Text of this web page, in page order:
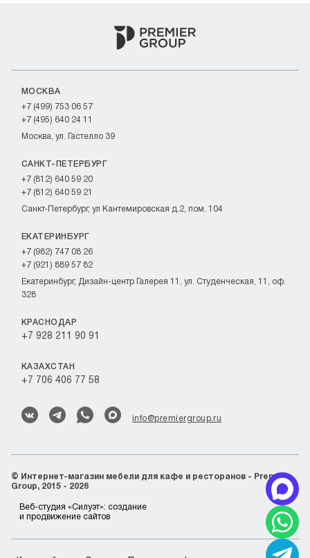
info@premiergroup.ru
МОСКВА
+7 (499) 753 06 57
+7 (495) 640 24 11
Москва, ул. Гастелло 39
САНКТ-ПЕТЕРБУРГ
+7 (812) 640 59 20
+7 (812) 640 59 21
Санкт-Петербург, ул Кантемировская д.2, пом. 104
ЕКАТЕРИНБУРГ
+7 (982) 747 08 26
+7 (921) 889 57 82
Екатеринбург, Дизайн-центр Галерея 11, ул. Студенческая, 11, оф.
328
КРАСНОДАР
+7 928 211 90 91
КАЗАХСТАН
+7 706 406 77 58
© Интернет-магазин мебели для кафе и ресторанов - Premier
Group, 2015 - 2026
Веб-студия «Силуэт»: создание
и продвижение сайтов